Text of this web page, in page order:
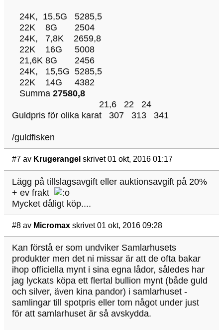
24K, 15,5G 5285,5
22K 8G 2504
24K, 7,8K 2659,8
22K 16G 5008
21,6K 8G 2456
24K, 15,5G 5285,5
22K 14G 4382
Summa 27580,8
21,6 22 24
Guldpris för olika karat 307 313 341
/guldfisken
#7 av Krugerangel skrivet 01 okt, 2016 01:17
Lägg på tillslagsavgift eller auktionsavgift på 20%
+ ev frakt
Mycket dåligt köp....
#8 av Micromax skrivet 01 okt, 2016 09:28
Kan förstå er som undviker Samlarhusets
produkter men det ni missar är att de ofta bakar
ihop officiella mynt i sina egna lådor, således har
jag lyckats köpa ett flertal bullion mynt (både guld
och silver, även kina pandor) i samlarhuset -
samlingar till spotpris eller tom något under just
för att samlarhuset är så avskydda.